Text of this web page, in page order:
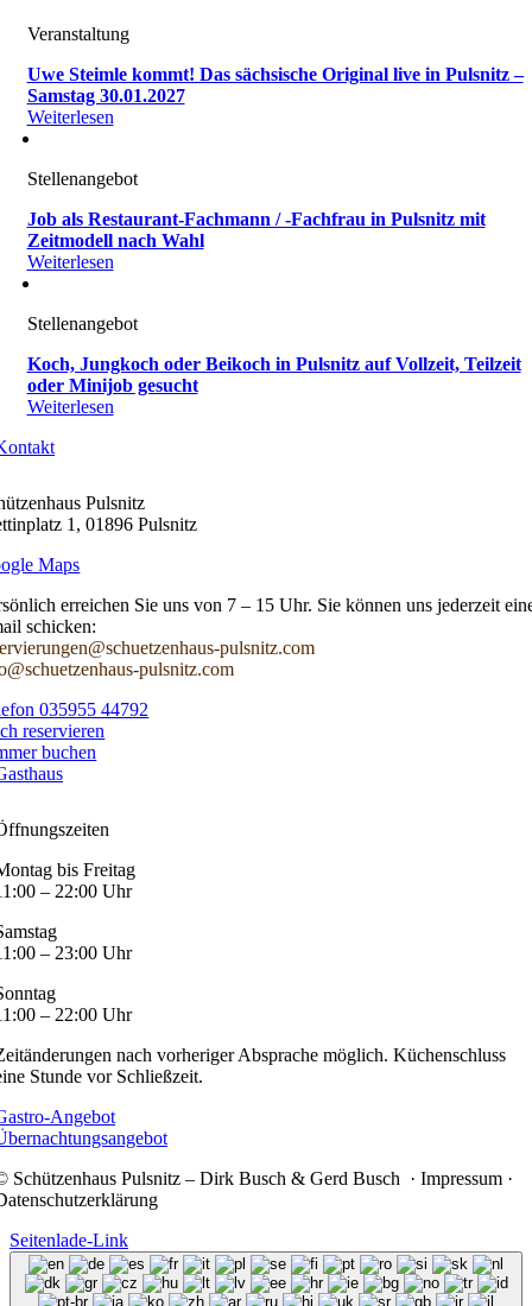
Veranstaltung
Uwe Steimle kommt! Das sächsische Original live in Pulsnitz –
Samstag 30.01.2027
Weiterlesen
Stellenangebot
Job als Restaurant-Fachmann / -Fachfrau in Pulsnitz mit
Zeitmodell nach Wahl
Weiterlesen
Stellenangebot
Koch, Jungkoch oder Beikoch in Pulsnitz auf Vollzeit, Teilzeit
oder Minijob gesucht
Weiterlesen
Pulsnitz
1, 01896 Pulsnitz
Maps
erreichen Sie uns von 7 – 15 Uhr. Sie können uns jederzeit
schicken:
pulsnitz.com
pulsnitz.com
035955 44792
reservieren
buchen
bis Freitag
– 22:00 Uhr
– 23:00 Uhr
– 22:00 Uhr
nach vorheriger Absprache möglich. Küchenschluss
Stunde vor Schließzeit.
Angebot
Schützenhaus Pulsnitz – Dirk Busch & Gerd Busch · Impressum ·
Seitenlade-Link